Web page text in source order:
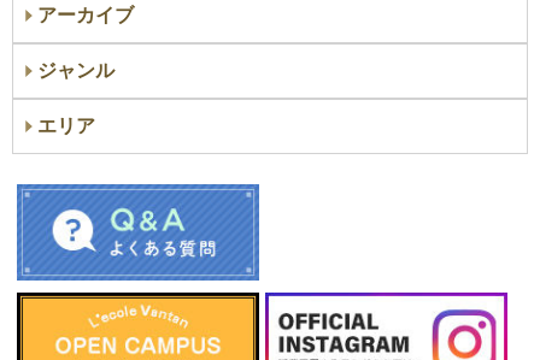
アーカイブ
ジャンル
エリア